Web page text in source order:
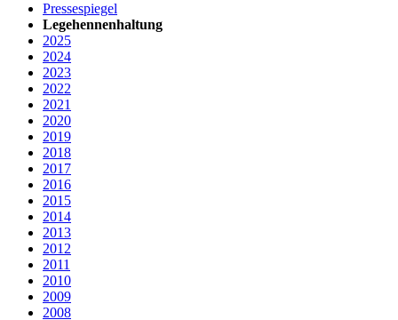
Pressespiegel
Legehennenhaltung
2025
2024
2023
2022
2021
2020
2019
2018
2017
2016
2015
2014
2013
2012
2011
2010
2009
2008